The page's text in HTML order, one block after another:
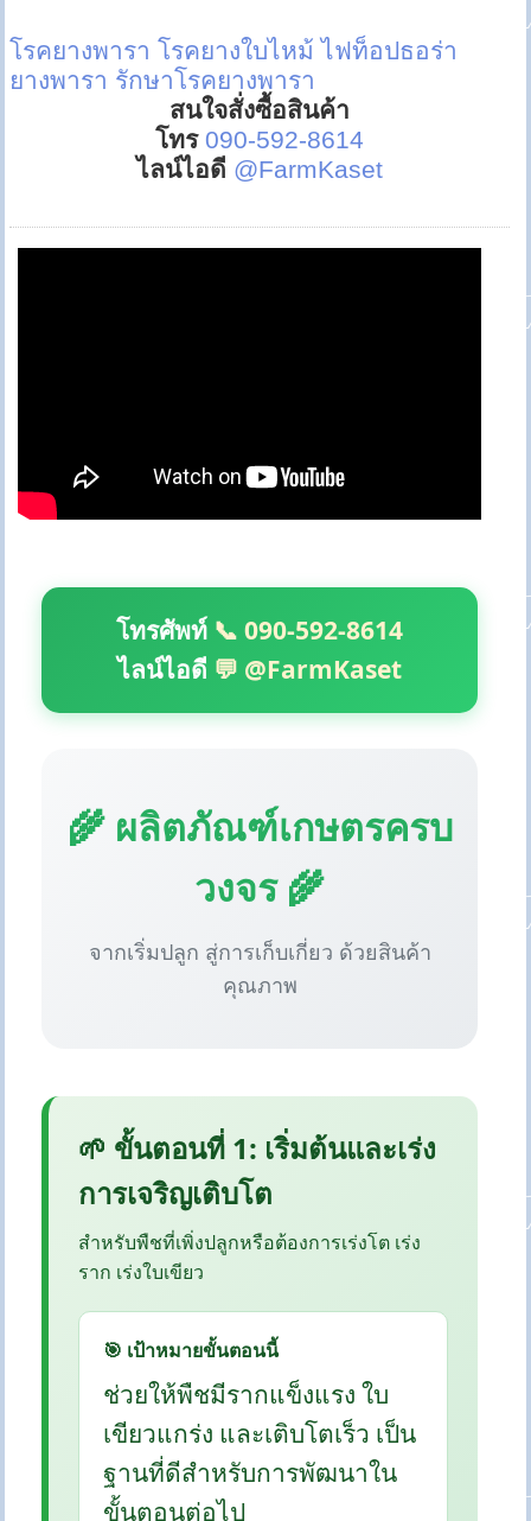
โรคยางพารา โรคยางใบไหม้ ไฟท็อปธอร่า
ยางพารา รักษาโรคยางพารา
สนใจสั่งซื้อสินค้า
โทร 090-592-8614
ไลน์ไอดี @FarmKaset
โทรศัพท์ 📞 090-592-8614
ไลน์ไอดี 💬 @FarmKaset
🌾 ผลิตภัณฑ์เกษตรครบ
วงจร 🌾
จากเริ่มปลูก สู่การเก็บเกี่ยว ด้วยสินค้า
คุณภาพ
🌱 ขั้นตอนที่ 1: เริ่มต้นและเร่ง
การเจริญเติบโต
สำหรับพืชที่เพิ่งปลูกหรือต้องการเร่งโต เร่ง
ราก เร่งใบเขียว
🎯 เป้าหมายขั้นตอนนี้
ช่วยให้พืชมีรากแข็งแรง ใบ
เขียวแกร่ง และเติบโตเร็ว เป็น
ฐานที่ดีสำหรับการพัฒนาใน
ขั้นตอนต่อไป